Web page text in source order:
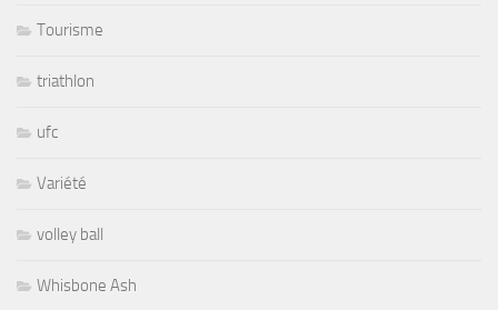
Tourisme
triathlon
ufc
Variété
volley ball
Whisbone Ash